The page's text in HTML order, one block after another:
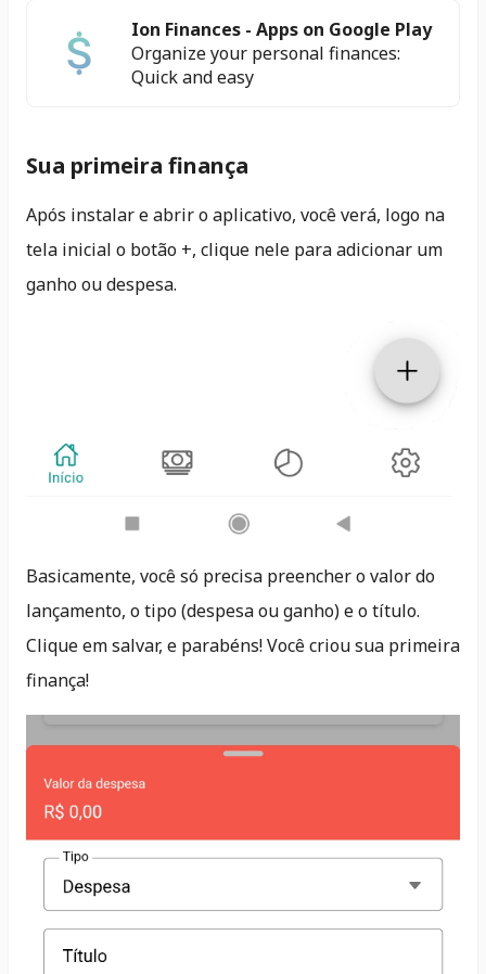
Ion Finances - Apps on Google Play
Organize your personal finances:
Quick and easy
Sua primeira finança
Após instalar e abrir o aplicativo, você verá, logo na
tela inicial o botão +, clique nele para adicionar um
ganho ou despesa.
Basicamente, você só precisa preencher o valor do
lançamento, o tipo (despesa ou ganho) e o título.
Clique em salvar, e parabéns! Você criou sua primeira
finança!